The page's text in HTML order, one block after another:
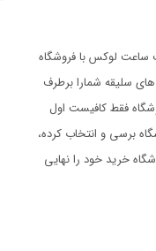
ساعت لوکس با فروشگاه
سلیقه شمارا برطرف
فقط کافیست اول
برسی و انتخاب کرده،
خرید خود را نهایی